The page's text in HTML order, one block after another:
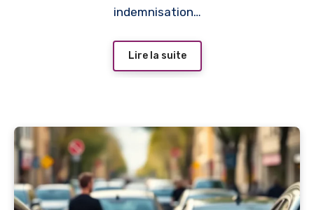
indemnisation…
Lire la suite